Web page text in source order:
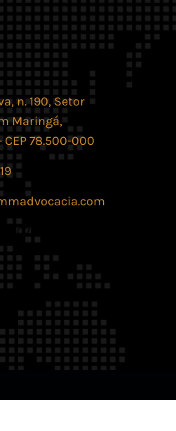
n. 190, Setor
Maringá,
78.500-000
07:30 - 17:30